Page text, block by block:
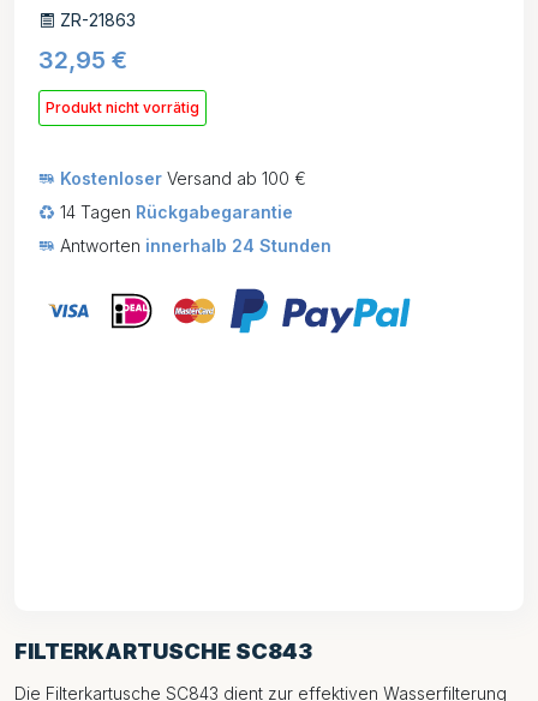
FILTERKARTUSCHE SC843
Die Filterkartusche SC843 dient zur effektiven Wasserfilterung
ZR-21863
32,95 €
Produkt nicht vorrätig
Kostenloser Versand ab 100 €
14 Tagen Rückgabegarantie
Antworten innerhalb 24 Stunden